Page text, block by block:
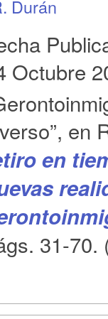
Durán
Octubre
en
en
31-70.